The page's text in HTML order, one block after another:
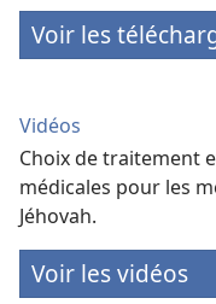
Voir les
Vidéos
Choix de traitement
médicales pour les
Jéhovah.
Voir les vidéos